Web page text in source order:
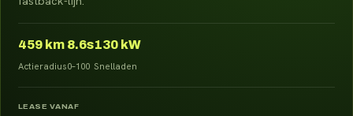
459 km
Actieradius
8.6s
0–100
130 kW
Snelladen
LEASE VANAF